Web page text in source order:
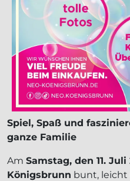
Spiel, Spaß und
ganze Familie
Am Samstag, den 11. Juli
Königsbrunn bunt, leicht